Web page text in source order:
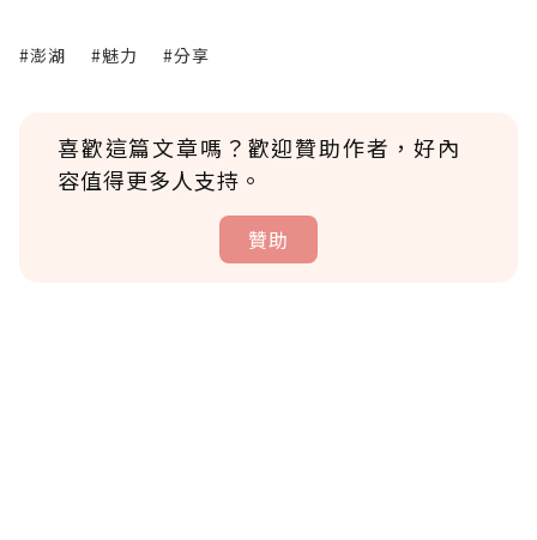
#澎湖 #魅力 #分享
喜歡這篇文章嗎？歡迎贊助作者，好內
容值得更多人支持。
贊助